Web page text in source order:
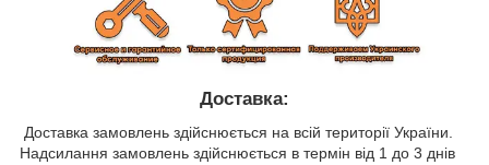
Доставка:
Доставка замовлень здійснюється на всій території України.
Надсилання замовлень здійснюється в термін від 1 до 3 днів